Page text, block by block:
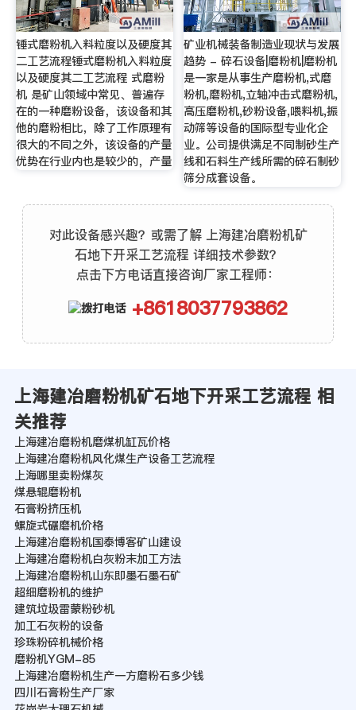
锤式磨粉机入料粒度以及硬度其
二工艺流程锤式磨粉机入料粒度
以及硬度其二工艺流程 式磨粉
机 是矿山领域中常见、普遍存
在的一种磨粉设备，该设备和其
他的磨粉相比，除了工作原理有
很大的不同之外，该设备的产量
优势在行业内也是较少的，产量
矿业机械装备制造业现状与发展
趋势 - 碎石设备|磨粉机|磨粉机
是一家是从事生产磨粉机,式磨
粉机,磨粉机,立轴冲击式磨粉机,
高压磨粉机,砂粉设备,喂料机,振
动筛等设备的国际型专业化企
业。公司提供满足不同制砂生产
线和石料生产线所需的碎石制砂
筛分成套设备。
对此设备感兴趣？或需了解 上海建冶磨粉机矿
石地下开采工艺流程 详细技术参数？
点击下方电话直接咨询厂家工程师：
+8618037793862
上海建冶磨粉机矿石地下开采工艺流程 相
关推荐
上海建冶磨粉机磨煤机缸瓦价格
上海建冶磨粉机风化煤生产设备工艺流程
上海哪里卖粉煤灰
煤悬辊磨粉机
石膏粉挤压机
螺旋式碾磨机价格
上海建冶磨粉机国泰博客矿山建设
上海建冶磨粉机白灰粉末加工方法
上海建冶磨粉机山东即墨石墨石矿
超细磨粉机的维护
建筑垃圾雷蒙粉砂机
加工石灰粉的设备
珍珠粉碎机械价格
磨粉机YGM-85
上海建冶磨粉机生产一方磨粉石多少钱
四川石膏粉生产厂家